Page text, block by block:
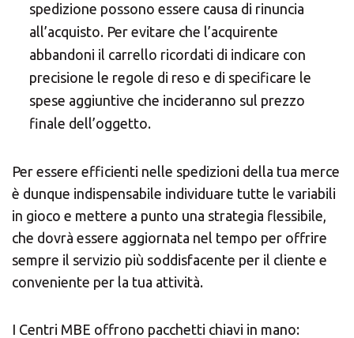
spedizione possono essere causa di rinuncia
all’acquisto. Per evitare che l’acquirente
abbandoni il carrello ricordati di indicare con
precisione le regole di reso e di specificare le
spese aggiuntive che incideranno sul prezzo
finale dell’oggetto.
Per essere efficienti nelle spedizioni della tua merce
è dunque indispensabile individuare tutte le variabili
in gioco e mettere a punto una strategia flessibile,
che dovrà essere aggiornata nel tempo per offrire
sempre il servizio più soddisfacente per il cliente e
conveniente per la tua attività.
I Centri MBE offrono pacchetti chiavi in mano: